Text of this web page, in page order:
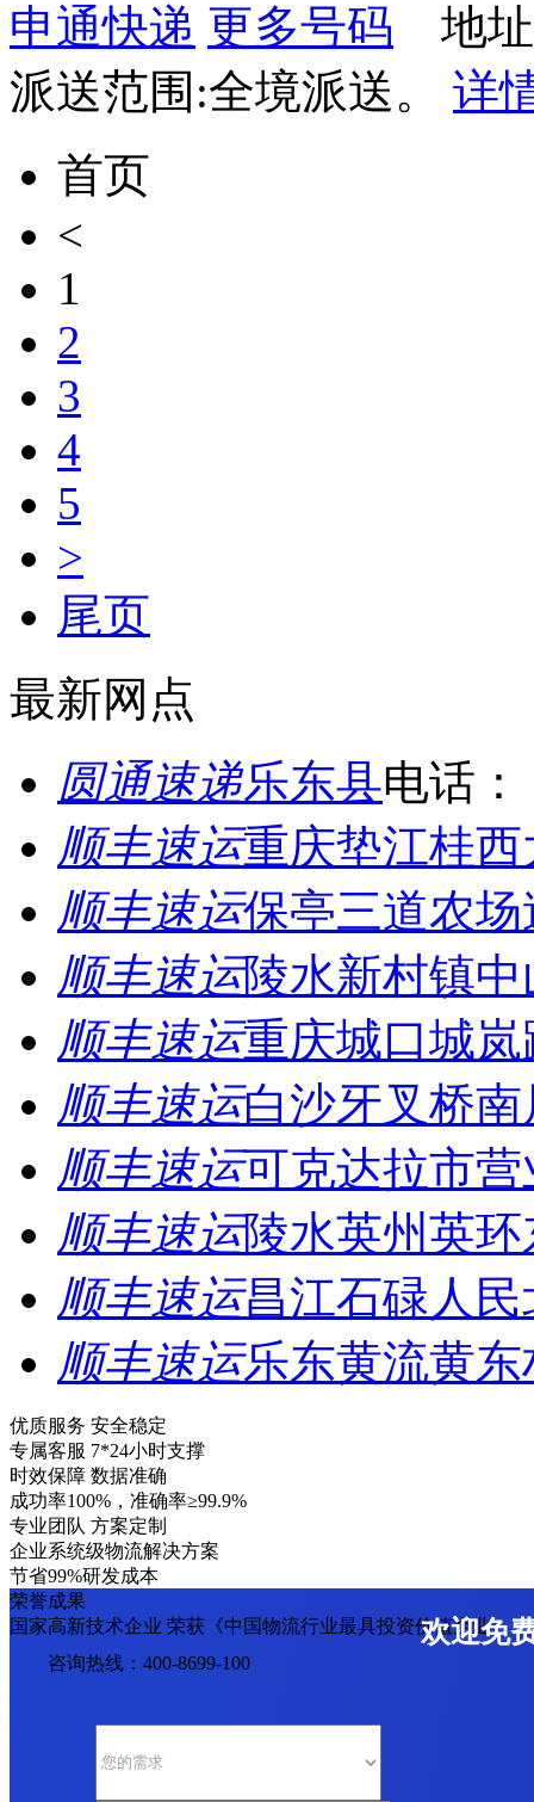
申通快递 更多号码 地址
派送范围:全境派送。 详
首页
<
1
2
3
4
5
>
尾页
最新网点
圆通速递乐东县电话：
顺丰速运重庆垫江桂
顺丰速运保亭三道农
顺丰速运陵水新村镇
顺丰速运重庆城口城
顺丰速运白沙牙叉桥
顺丰速运可克达拉市营
顺丰速运陵水英州英
顺丰速运昌江石碌人
顺丰速运乐东黄流黄
优质服务 安全稳定
专属客服 7*24小时支撑
时效保障 数据准确
成功率100%，准确率≥99.9%
专业团队 方案定制
企业系统级物流解决方案
节省99%研发成本
荣誉成果
国家高新技术企业 荣获《中国物流行业最具投资价值企业》
欢迎免
咨询热线：400-8699-100